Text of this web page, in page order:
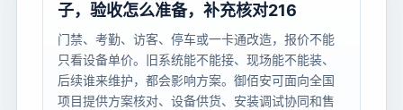
子，验收怎么准备，补充核对216
门禁、考勤、访客、停车或一卡通改造，报价不能
只看设备单价。旧系统能不能接、现场能不能装、
后续谁来维护，都会影响方案。御佰安可面向全国
项目提供方案核对、设备供货、安装调试协同和售